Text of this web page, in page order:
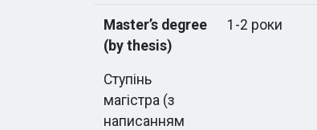
Master’s degree
(by thesis)
Ступінь
магістра (з
написанням
1-2 роки